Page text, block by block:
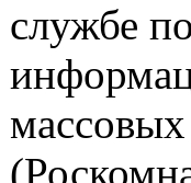
службе